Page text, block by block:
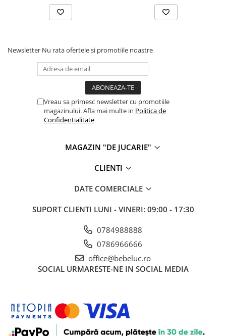
Newsletter Nu rata ofertele si promotiile noastre
Vreau sa primesc newsletter cu promotiile
magazinului. Afla mai multe in Politica de
Confidentialitate
MAGAZIN "DE JUCARIE"
CLIENTI
DATE COMERCIALE
SUPORT CLIENTI LUNI - VINERI: 09:00 - 17:30
0784988888
0786966666
office@bebeluc.ro
SOCIAL URMARESTE-NE IN SOCIAL MEDIA